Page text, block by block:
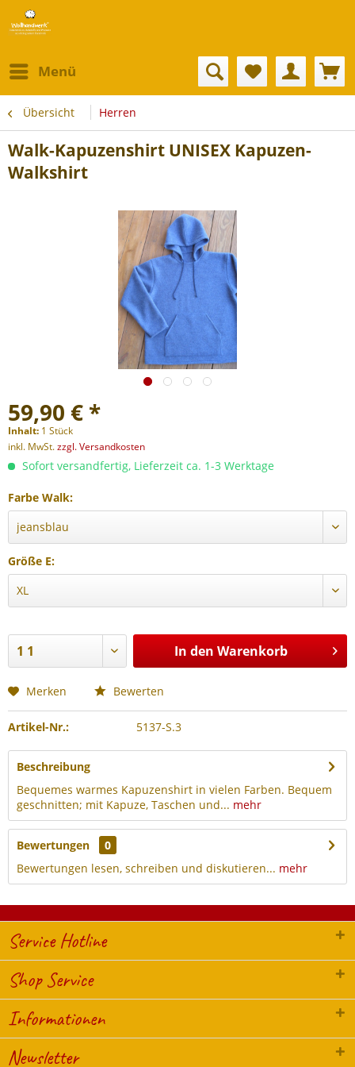
Menü
Übersicht Herren
Walk-Kapuzenshirt UNISEX Kapuzen-
Walkshirt
59,90 € *
Inhalt: 1 Stück
inkl. MwSt.zzgl. Versandkosten
Sofort versandfertig, Lieferzeit ca. 1-3 Werktage
Farbe Walk:
Größe E:
In den Warenkorb
Merken Bewerten
Artikel-Nr.: 5137-S.3
Beschreibung
Bequemes warmes Kapuzenshirt in vielen Farben. Bequem
geschnitten; mit Kapuze, Taschen und... mehr
Bewertungen
0
Bewertungen lesen, schreiben und diskutieren... mehr
Service Hotline
Shop Service
Informationen
Newsletter